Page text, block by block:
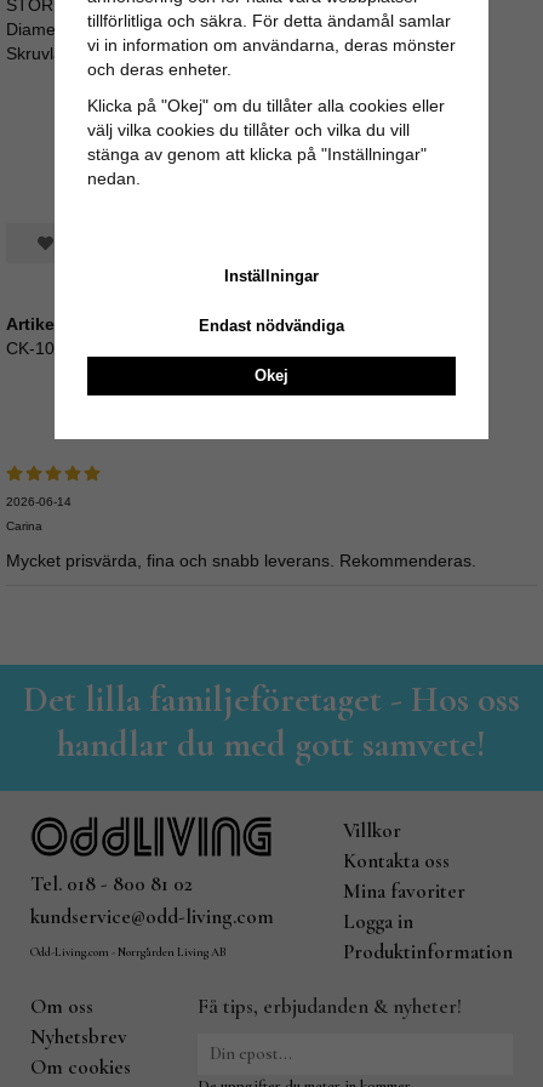
STORLEK:
Diameter: 3,8cm
Skruvlängd ca 3,5cm (M4)
Spara som favorit
Artikelnummer:
CK-1008
2026-06-14
Carina
Mycket prisvärda, fina och snabb leverans. Rekommenderas.
Det lilla familjeföretaget - Hos oss
handlar du med gott samvete!
Tel. 018 - 800 81 02
kundservice@odd-living.com
Odd-Living.com - Norrgården Living AB
Villkor
Kontakta oss
Mina favoriter
Logga in
Produktinformation
Om oss
Nyhetsbrev
Om cookies
Få tips, erbjudanden & nyheter!
tillförlitliga och säkra. För detta ändamål samlar
vi in information om användarna, deras mönster
och deras enheter.
Klicka på "Okej" om du tillåter alla cookies eller
välj vilka cookies du tillåter och vilka du vill
stänga av genom att klicka på "Inställningar"
nedan.
Inställningar
Endast nödvändiga
Okej